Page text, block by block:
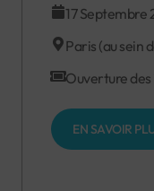
17 Septembre
Paris (au sein
Ouverture
EN SAVOIR